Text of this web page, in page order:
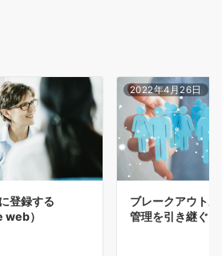
登録する
）
2022年4月26日
ブレークアウト
管理を引き継ぐ